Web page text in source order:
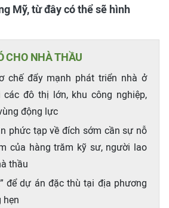
Mỹ, từ đây có thể sẽ hình
CHO NHÀ THẦU
chế đẩy mạnh phát triển nhà ở
các đô thị lớn, khu công nghiệp,
động lực
phức tạp về đích sớm cần sự nỗ
của hàng trăm kỹ sư, người lao
thầu
để dự án đặc thù tại địa phương
hẹn